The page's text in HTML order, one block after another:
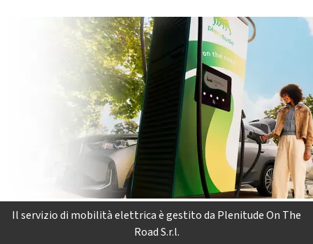
Il servizio di mobilità elettrica è gestito da Plenitude On The
Road S.r.l.